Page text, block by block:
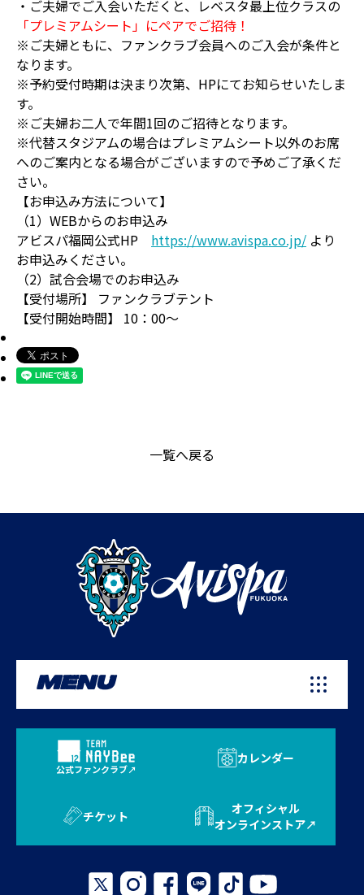
・ご夫婦でご入会いただくと、レベスタ最上位クラスの
「プレミアムシート」にペアでご招待！
※ご夫婦ともに、ファンクラブ会員へのご入会が条件と
なります。
※予約受付時期は決まり次第、HPにてお知らせいたしま
す。
※ご夫婦お二人で年間1回のご招待となります。
※代替スタジアムの場合はプレミアムシート以外のお席
へのご案内となる場合がございますので予めご了承くだ
さい。
【お申込み方法について】
（1）WEBからのお申込み
アビスパ福岡公式HP https://www.avispa.co.jp/ より
お申込みください。
（2）試合会場でのお申込み
【受付場所】 ファンクラブテント
【受付開始時間】 10：00～
一覧へ戻る
MENU
公式ファンクラブ
カレンダー
チケット
オフィシャル
オンラインストア